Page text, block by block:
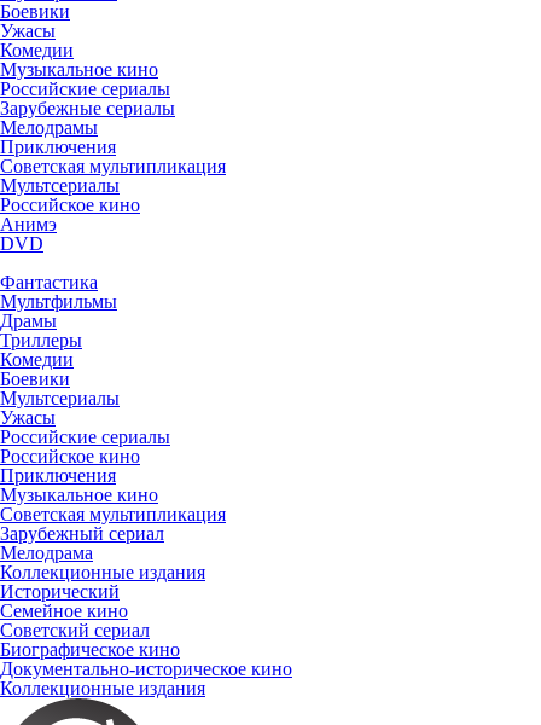
Боевики
Ужасы
Комедии
Музыкальное кино
Российские сериалы
Зарубежные сериалы
Мелодрамы
Приключения
Советская мультипликация
Мультсериалы
Российское кино
Анимэ
DVD
Фантастика
Мультфильмы
Драмы
Триллеры
Комедии
Боевики
Мультсериалы
Ужасы
Российские сериалы
Российское кино
Приключения
Музыкальное кино
Советская мультипликация
Зарубежный сериал
Мелодрама
Коллекционные издания
Исторический
Семейное кино
Советский сериал
Биографическое кино
Документально-историческое кино
Коллекционные издания